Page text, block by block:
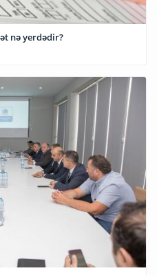
nə yerdədir?